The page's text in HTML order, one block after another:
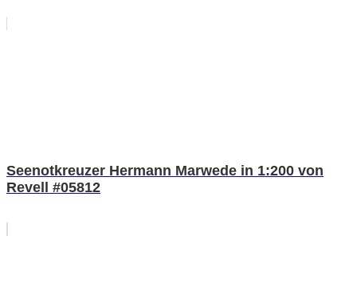
Seenotkreuzer Hermann Marwede in 1:200 von
Revell #05812